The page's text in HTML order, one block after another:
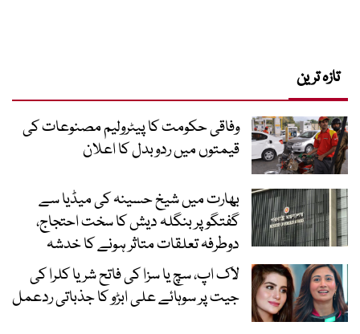
تازہ ترین
وفاقی حکومت کا پیٹرولیم مصنوعات کی
قیمتوں میں ردوبدل کا اعلان
بھارت میں شیخ حسینہ کی میڈیا سے
گفتگو پر بنگلہ دیش کا سخت احتجاج،
دوطرفہ تعلقات متاثر ہونے کا خدشہ
لاک اپ، سچ یا سزا کی فاتح شریا کلرا کی
جیت پر سوہائے علی ابڑو کا جذباتی ردعمل